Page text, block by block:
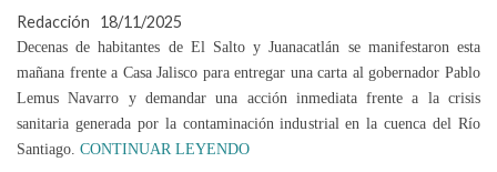
Redacción 18/11/2025
Decenas de habitantes de El Salto y Juanacatlán se manifestaron esta
mañana frente a Casa Jalisco para entregar una carta al gobernador Pablo
Lemus Navarro y demandar una acción inmediata frente a la crisis
sanitaria generada por la contaminación industrial en la cuenca del Río
Santiago. CONTINUAR LEYENDO